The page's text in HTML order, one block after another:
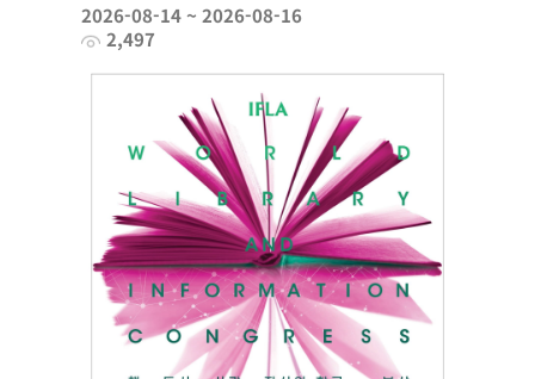
2026-08-14 ~ 2026-08-16
2,497